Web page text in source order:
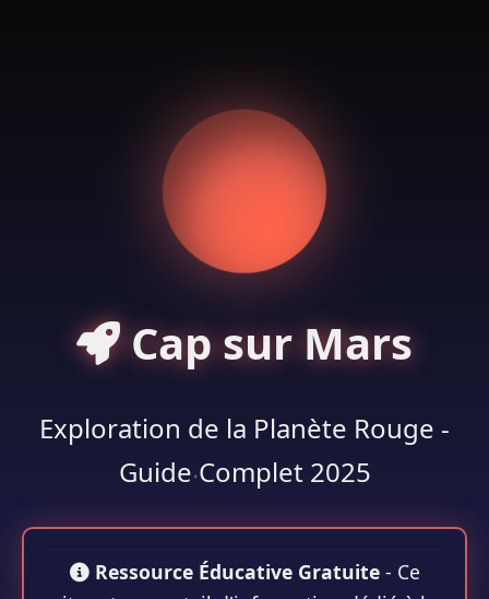
Cap sur Mars
Exploration de la Planète Rouge -
Guide Complet 2025
Ressource Éducative Gratuite- Ce